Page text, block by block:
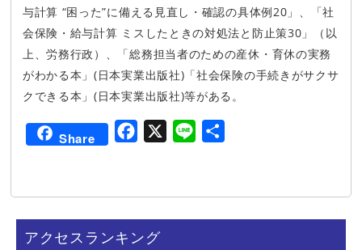
与計算 “困った”に備える見直し・確認の具体例20」、「社
会保険・給与計算 ミスしたときの対処法と防止策30」（以
上、労務行政）、「総務担当者のための産休・育休の実務
がわかる本」(日本実業出版社)「社会保険の手続きがサクサ
クできる本」(日本実業出版社)等がある。
Share
e
b
o
e
アクセスランキング